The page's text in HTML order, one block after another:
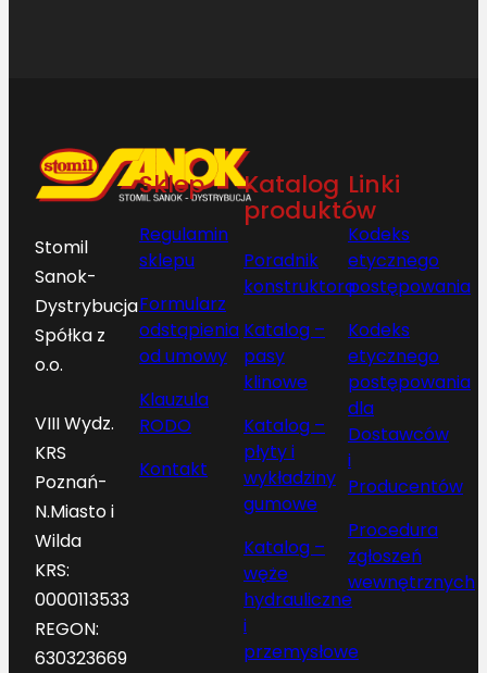
Stomil
Sanok-
Dystrybucja
Spółka z
o.o.
VIII Wydz.
KRS
Poznań-
N.Miasto i
Wilda
KRS:
0000113533
REGON:
630323669
Sklep
Regulamin
sklepu
Formularz
odstąpienia
od umowy
Klauzula
RODO
Kontakt
Katalog
produktów
Poradnik
konstruktora
Katalog –
pasy
klinowe
Katalog –
płyty i
wykładziny
gumowe
Katalog –
węże
hydrauliczne
i
przemysłowe
Linki
Kodeks
etycznego
postępowania
Kodeks
etycznego
postępowania
dla
Dostawców
i
Producentów
Procedura
zgłoszeń
wewnętrznych